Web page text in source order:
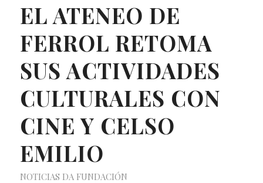
EL ATENEO DE
FERROL RETOMA
SUS ACTIVIDADES
CULTURALES CON
CINE Y CELSO
EMILIO
NOTICIAS DA FUNDACIÓN